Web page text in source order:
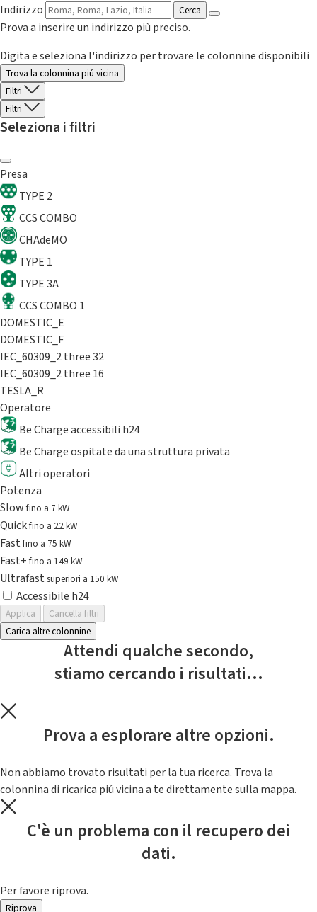
Indirizzo
Cerca
Prova a inserire un indirizzo più preciso.
Digita e seleziona l'indirizzo per trovare le colonnine disponibili
Trova la colonnina piú vicina
Filtri
Filtri
Seleziona i filtri
Presa
TYPE 2
CCS COMBO
CHAdeMO
TYPE 1
TYPE 3A
CCS COMBO 1
DOMESTIC_E
DOMESTIC_F
IEC_60309_2 three 32
IEC_60309_2 three 16
TESLA_R
Operatore
Be Charge accessibili h24
Be Charge ospitate da una struttura privata
Altri operatori
Potenza
Slowfino a 7 kW
Quickfino a 22 kW
Fastfino a 75 kW
Fast+fino a 149 kW
Ultrafast superiori a 150 kW
Accessibile h24
Applica
Cancella filtri
Carica altre colonnine
Attendi qualche secondo,
stiamo cercando i risultati...
Prova a esplorare altre opzioni.
Non abbiamo trovato risultati per la tua ricerca. Trova la
colonnina di ricarica piú vicina a te direttamente sulla mappa.
C'è un problema con il recupero dei
dati.
Per favore riprova.
Riprova